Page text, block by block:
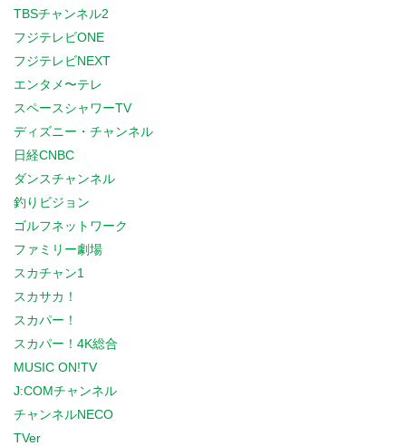
TBSチャンネル2
フジテレビONE
フジテレビNEXT
エンタメ〜テレ
スペースシャワーTV
ディズニー・チャンネル
日経CNBC
ダンスチャンネル
釣りビジョン
ゴルフネットワーク
ファミリー劇場
スカチャン1
スカサカ！
スカパー！
スカパー！4K総合
MUSIC ON!TV
J:COMチャンネル
チャンネルNECO
TVer